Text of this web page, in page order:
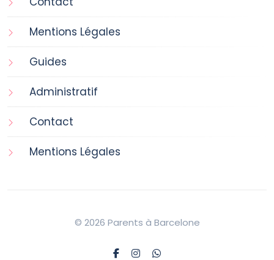
Mentions Légales
Guides
Administratif
Contact
Mentions Légales
© 2026 Parents à Barcelone